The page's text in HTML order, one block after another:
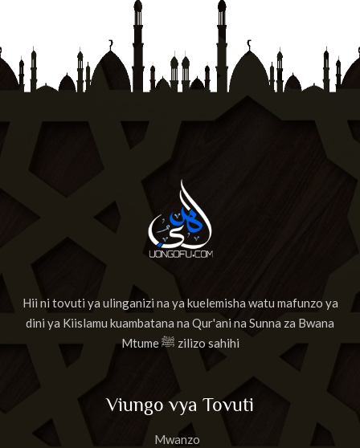
Hii ni tovuti ya ulinganizi na ya kuelemisha watu mafunzo ya
dini ya Kiislamu kuambatana na Qur'ani na Sunna za Bwana
Mtume ﷺ zilizo sahihi
Viungo vya Tovuti
Mwanzo